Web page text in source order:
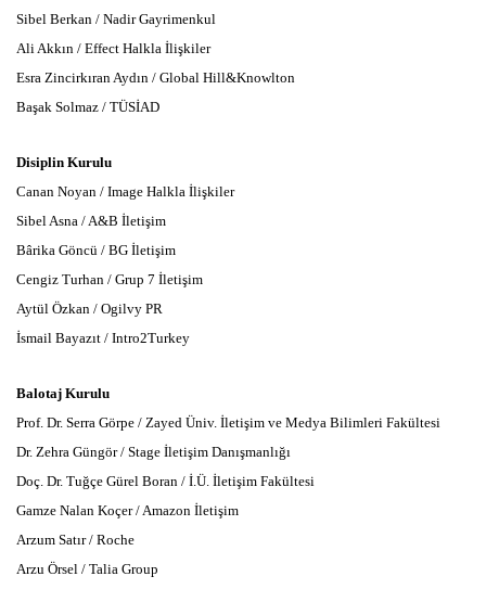
Sibel Berkan / Nadir Gayrimenkul
Ali Akkın / Effect Halkla İlişkiler
Esra Zincirkıran Aydın / Global Hill&Knowlton
Başak Solmaz / TÜSİAD
Disiplin Kurulu
Canan Noyan / Image Halkla İlişkiler
Sibel Asna / A&B İletişim
Bârika Göncü / BG İletişim
Cengiz Turhan / Grup 7 İletişim
Aytül Özkan / Ogilvy PR
İsmail Bayazıt / Intro2Turkey
Balotaj Kurulu
Prof. Dr. Serra Görpe / Zayed Üniv. İletişim ve Medya Bilimleri Fakültesi
Dr. Zehra Güngör / Stage İletişim Danışmanlığı
Doç. Dr. Tuğçe Gürel Boran / İ.Ü. İletişim Fakültesi
Gamze Nalan Koçer / Amazon İletişim
Arzum Satır / Roche
Arzu Örsel / Talia Group